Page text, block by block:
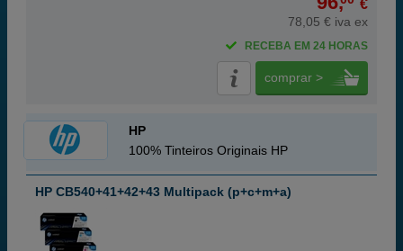
€
78,05 € iva ex
RECEBA EM 24 HORAS
comprar >
HP
100% Tinteiros Originais HP
HP CB540+41+42+43 Multipack (p+c+m+a)